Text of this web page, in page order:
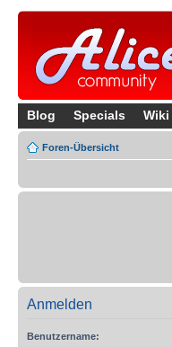
Blog Specials Wiki
Foren-Übersicht
Anmelden
Benutzername: